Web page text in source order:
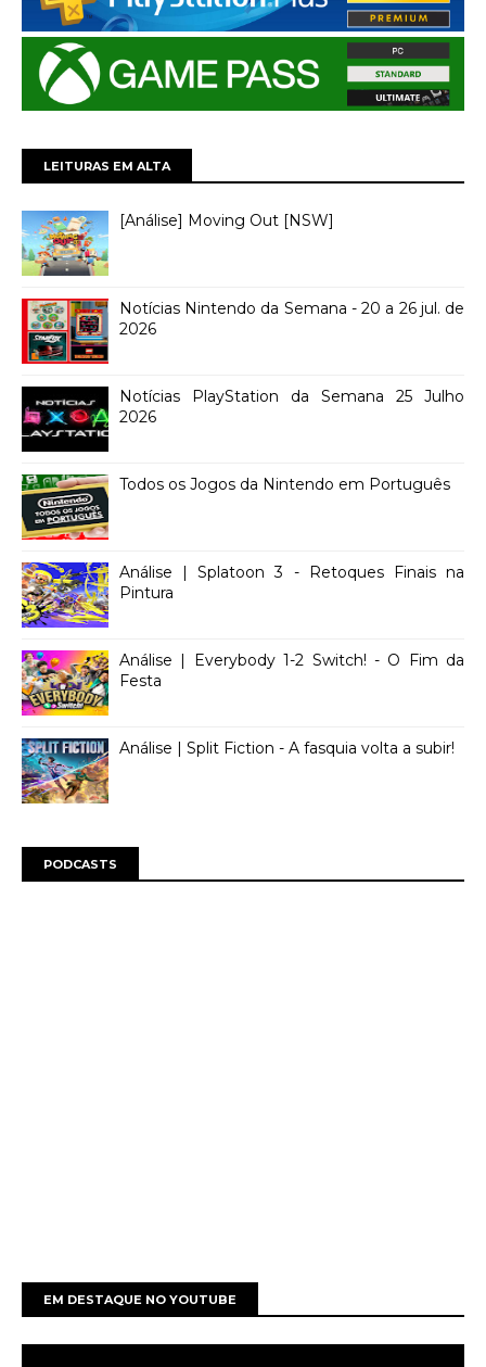
LEITURAS EM ALTA
[Análise] Moving Out [NSW]
Notícias Nintendo da Semana - 20 a 26 jul. de
2026
Notícias PlayStation da Semana 25 Julho
2026
Todos os Jogos da Nintendo em Português
Análise | Splatoon 3 - Retoques Finais na
Pintura
Análise | Everybody 1-2 Switch! - O Fim da
Festa
Análise | Split Fiction - A fasquia volta a subir!
PODCASTS
EM DESTAQUE NO YOUTUBE